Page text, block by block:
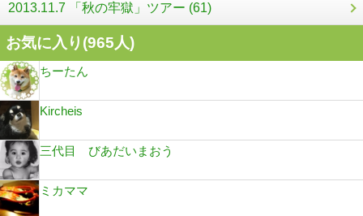
2013.11.7 「秋の牢獄」ツアー (61)
お気に入り(965人)
ちーたん
Kircheis
三代目 びあだいまおう
ミカママ